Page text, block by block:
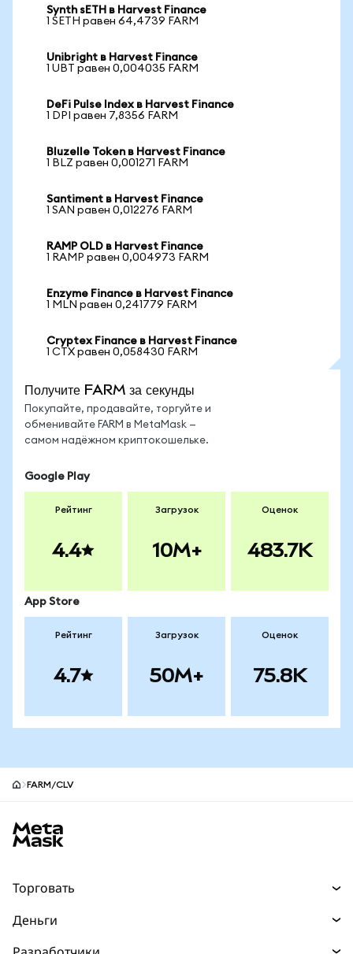
Synth sETH в Harvest Finance
1 SETH равен 64,4739 FARM
Unibright в Harvest Finance
1 UBT равен 0,004035 FARM
DeFi Pulse Index в Harvest Finance
1 DPI равен 7,8356 FARM
Bluzelle Token в Harvest Finance
1 BLZ равен 0,001271 FARM
Santiment в Harvest Finance
1 SAN равен 0,012276 FARM
RAMP OLD в Harvest Finance
1 RAMP равен 0,004973 FARM
Enzyme Finance в Harvest Finance
1 MLN равен 0,241779 FARM
Cryptex Finance в Harvest Finance
1 CTX равен 0,058430 FARM
Получите FARM за секунды
Покупайте, продавайте, торгуйте и
обменивайте FARM в MetaMask —
самом надёжном криптокошельке.
Google Play
Рейтинг
4.4
Загрузок
10M+
Оценок
483.7K
App Store
Рейтинг
4.7
Загрузок
50M+
Оценок
75.8K
FARM/CLV
Торговать
Деньги